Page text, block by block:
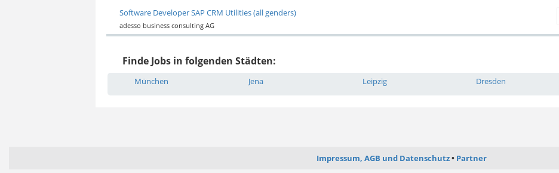
Software Developer SAP CRM Utilities (all genders)
adesso business consulting AG
Finde Jobs in folgenden Städten:
München Jena Leipzig Dresden
Impressum, AGB und Datenschutz Partner